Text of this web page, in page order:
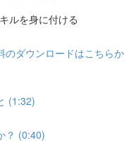
ルを身に付ける
ダウンロードはこちらか
(1:32)
？ (0:40)